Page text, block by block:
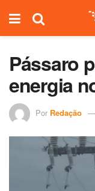
Pássaro
energia
Por Redação